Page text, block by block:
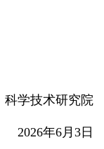
科学技术研究院
2026年6月 3 日